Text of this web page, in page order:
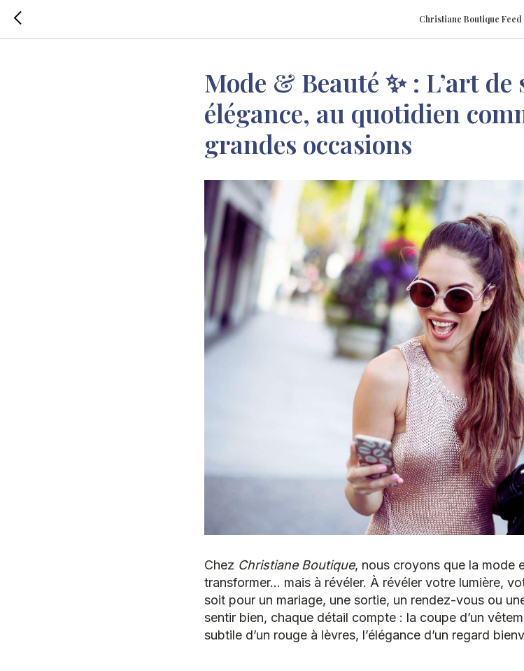
Christiane Boutique Feed
Mode & Beauté ✨ : L’art de
élégance, au quotidien
grandes occasions
Chez Christiane Boutique, nous croyons que la mode
transformer… mais à révéler. À révéler votre lumière,
soit pour un mariage, une sortie, un rendez-vous ou
sentir bien, chaque détail compte : la coupe d’un
subtile d’un rouge à lèvres, l’élégance d’un regard